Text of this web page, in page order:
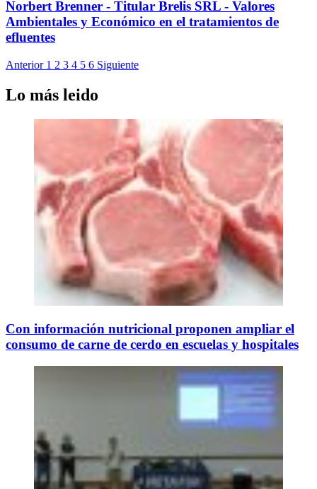
Norbert Brenner - Titular Brelis SRL - Valores
Ambientales y Económico en el tratamientos de
efluentes
Anterior 1 2 3 4 5 6 Siguiente
Lo más leido
Con información nutricional proponen ampliar el
consumo de carne de cerdo en escuelas y hospitales